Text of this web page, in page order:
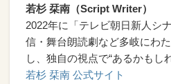
若杉 栞南（Script Writer）
2022年に「テレビ朝日新人シ
信・舞台朗読劇など多岐にわ
し、独自の視点で“あるかもし
若杉 栞南 公式サイト